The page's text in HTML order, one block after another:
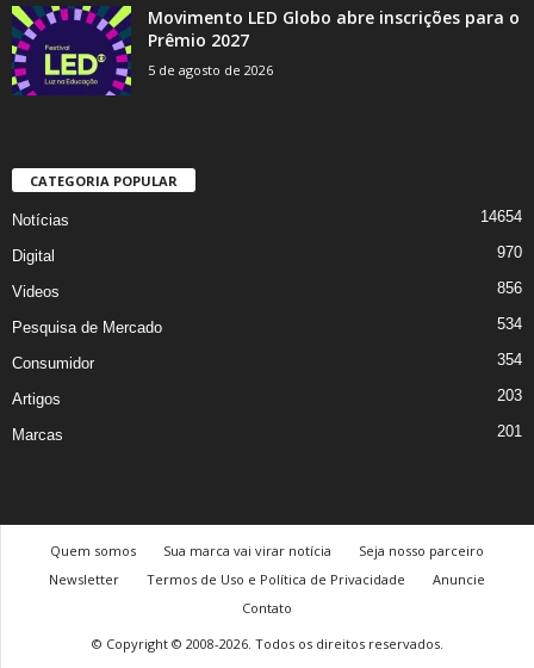
Movimento LED Globo abre inscrições para o
Prêmio 2027
5 de agosto de 2026
CATEGORIA POPULAR
Notícias 14654
Digital 970
Videos 856
Pesquisa de Mercado 534
Consumidor 354
Artigos 203
Marcas 201
Quem somos Sua marca vai virar notícia
Seja nosso parceiro
Newsletter
Termos de Uso e Política de Privacidade
Anuncie
Contato
© Copyright © 2008-2026. Todos os direitos reservados.